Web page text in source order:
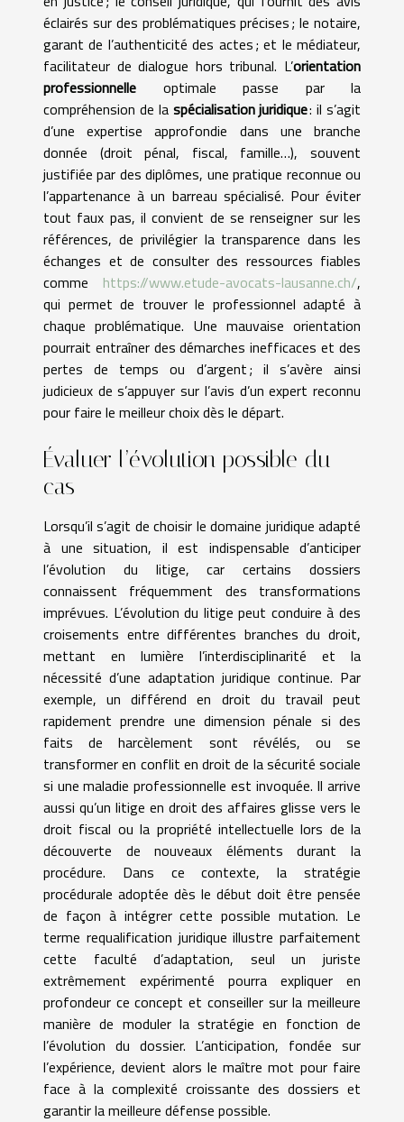
éclairés sur des problématiques précises ; le notaire,
garant de l’authenticité des actes ; et le médiateur,
facilitateur de dialogue hors tribunal. L’orientation
professionnelle optimale passe par la
compréhension de la spécialisation juridique: il s’agit
d’une expertise approfondie dans une branche
donnée (droit pénal, fiscal, famille…), souvent
justifiée par des diplômes, une pratique reconnue ou
l’appartenance à un barreau spécialisé. Pour éviter
tout faux pas, il convient de se renseigner sur les
références, de privilégier la transparence dans les
échanges et de consulter des ressources fiables
comme https://www.etude-avocats-lausanne.ch/,
qui permet de trouver le professionnel adapté à
chaque problématique. Une mauvaise orientation
pourrait entraîner des démarches inefficaces et des
pertes de temps ou d’argent ; il s’avère ainsi
judicieux de s’appuyer sur l’avis d’un expert reconnu
pour faire le meilleur choix dès le départ.
Évaluer l’évolution possible du
cas
Lorsqu’il s’agit de choisir le domaine juridique adapté
à une situation, il est indispensable d’anticiper
l’évolution du litige, car certains dossiers
connaissent fréquemment des transformations
imprévues. L’évolution du litige peut conduire à des
croisements entre différentes branches du droit,
mettant en lumière l’interdisciplinarité et la
nécessité d’une adaptation juridique continue. Par
exemple, un différend en droit du travail peut
rapidement prendre une dimension pénale si des
faits de harcèlement sont révélés, ou se
transformer en conflit en droit de la sécurité sociale
si une maladie professionnelle est invoquée. Il arrive
aussi qu’un litige en droit des affaires glisse vers le
droit fiscal ou la propriété intellectuelle lors de la
découverte de nouveaux éléments durant la
procédure. Dans ce contexte, la stratégie
procédurale adoptée dès le début doit être pensée
de façon à intégrer cette possible mutation. Le
terme requalification juridique illustre parfaitement
cette faculté d’adaptation, seul un juriste
extrêmement expérimenté pourra expliquer en
profondeur ce concept et conseiller sur la meilleure
manière de moduler la stratégie en fonction de
l’évolution du dossier. L’anticipation, fondée sur
l’expérience, devient alors le maître mot pour faire
face à la complexité croissante des dossiers et
garantir la meilleure défense possible.